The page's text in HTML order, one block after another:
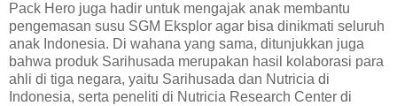
Pack Hero juga hadir untuk mengajak anak membantu
pengemasan susu SGM Eksplor agar bisa dinikmati seluruh
anak Indonesia. Di wahana yang sama, ditunjukkan juga
bahwa produk Sarihusada merupakan hasil kolaborasi para
ahli di tiga negara, yaitu Sarihusada dan Nutricia di
Indonesia, serta peneliti di Nutricia Research Center di